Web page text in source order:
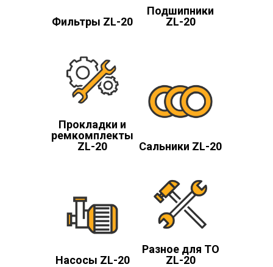
Фильтры ZL-20
Подшипники
ZL-20
Прокладки и
ремкомплекты
ZL-20
Сальники ZL-20
Насосы ZL-20
Разное для ТО
ZL-20